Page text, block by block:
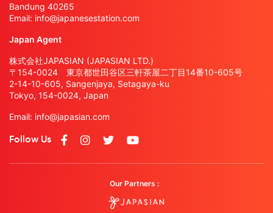
Bandung 40265
Email: info@japanesestation.com
Japan Agent
株式会社JAPASIAN (JAPASIAN LTD.)
〒154-0024 東京都世田谷区三軒茶屋二丁目14番10-605号
2-14-10-605, Sangenjaya, Setagaya-ku
Tokyo, 154-0024, Japan
Email: info@japasian.com
Follow Us
Our Partners :